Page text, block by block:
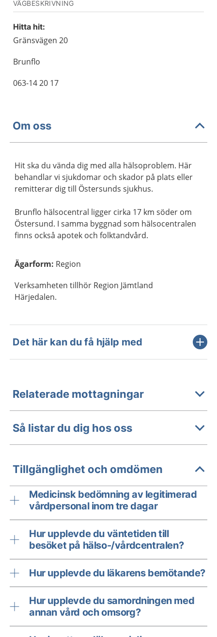
VÄGBESKRIVNING
Hitta hit:
Gränsvägen 20
Brunflo
063-14 20 17
Om oss
Hit ska du vända dig med alla hälsoproblem. Här
behandlar vi sjukdomar och skador på plats eller
remitterar dig till Östersunds sjukhus.
Brunflo hälsocentral ligger cirka 17 km söder om
Östersund. I samma byggnad som hälsocentralen
finns också apotek och folktandvård.
Ägarform: Region
Verksamheten tillhör Region Jämtland
Härjedalen.
Det här kan du få hjälp med
Relaterade mottagningar
Så listar du dig hos oss
Tillgänglighet och omdömen
Medicinsk bedömning av legitimerad
vårdpersonal inom tre dagar
Hur upplevde du väntetiden till
besöket på hälso-/vårdcentralen?
Hur upplevde du läkarens bemötande?
Hur upplevde du samordningen med
annan vård och omsorg?